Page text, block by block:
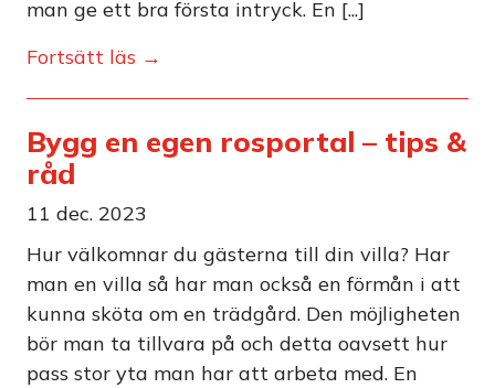
man ge ett bra första intryck. En [...]
Fortsätt läs →
Bygg en egen rosportal – tips &
råd
11 dec. 2023
Hur välkomnar du gästerna till din villa? Har
man en villa så har man också en förmån i att
kunna sköta om en trädgård. Den möjligheten
bör man ta tillvara på och detta oavsett hur
pass stor yta man har att arbeta med. En